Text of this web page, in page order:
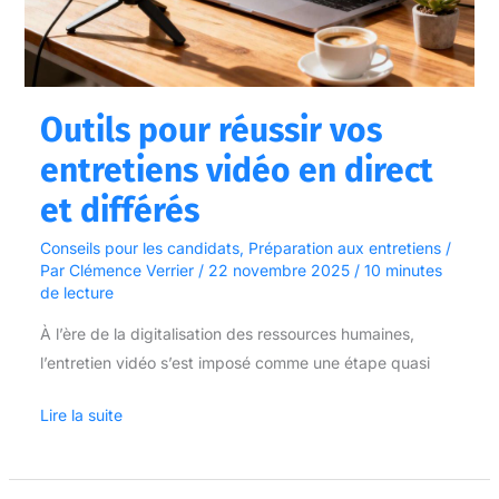
Outils pour réussir vos
entretiens vidéo en direct
et différés
Conseils pour les candidats, Préparation aux entretiens/
Par Clémence Verrier / 22 novembre 2025 / 10 minutes
de lecture
À l’ère de la digitalisation des ressources humaines,
l’entretien vidéo s’est imposé comme une étape quasi
vidéo
en
direct
différés
Lire la suite